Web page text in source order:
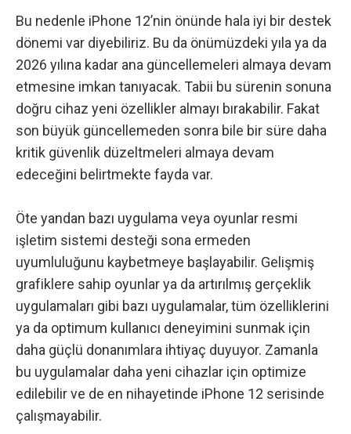
Bu nedenle iPhone 12’nin önünde hala iyi bir destek
dönemi var diyebiliriz. Bu da önümüzdeki yıla ya da
2026 yılına kadar ana güncellemeleri almaya devam
etmesine imkan tanıyacak. Tabii bu sürenin sonuna
doğru cihaz yeni özellikler almayı bırakabilir. Fakat
son büyük güncellemeden sonra bile bir süre daha
kritik güvenlik düzeltmeleri almaya devam
edeceğini belirtmekte fayda var.
Öte yandan bazı uygulama veya oyunlar resmi
işletim sistemi desteği sona ermeden
uyumluluğunu kaybetmeye başlayabilir. Gelişmiş
grafiklere sahip oyunlar ya da artırılmış gerçeklik
uygulamaları gibi bazı uygulamalar, tüm özelliklerini
ya da optimum kullanıcı deneyimini sunmak için
daha güçlü donanımlara ihtiyaç duyuyor. Zamanla
bu uygulamalar daha yeni cihazlar için optimize
edilebilir ve de en nihayetinde iPhone 12 serisinde
çalışmayabilir.